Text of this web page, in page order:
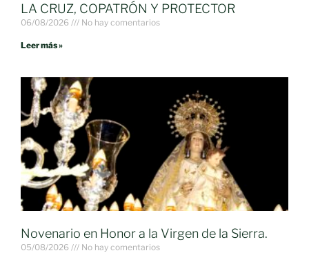
LA CRUZ, COPATRÓN Y PROTECTOR
06/08/2026 No hay comentarios
Leer más »
Novenario en Honor a la Virgen de la Sierra.
05/08/2026 No hay comentarios